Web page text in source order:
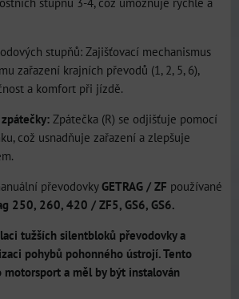
stupňů: Zajišťovací mechanismus
zařazení krajních převodů (1, 2, 5, 6),
a komfort při jízdě.
Zpátečka (R) se odjišťuje pomocí
což usnadňuje zařazení a zlepšuje
převodovkyGETRAG / ZF používané
250, 260, 420 / ZF5, GS6, GS6.
tužších silentbloků převodovky a
pohybů pohonného ústrojí. Tento
a měl by být instalován